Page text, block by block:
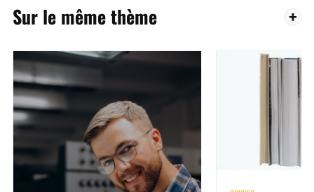
Sur le même thème